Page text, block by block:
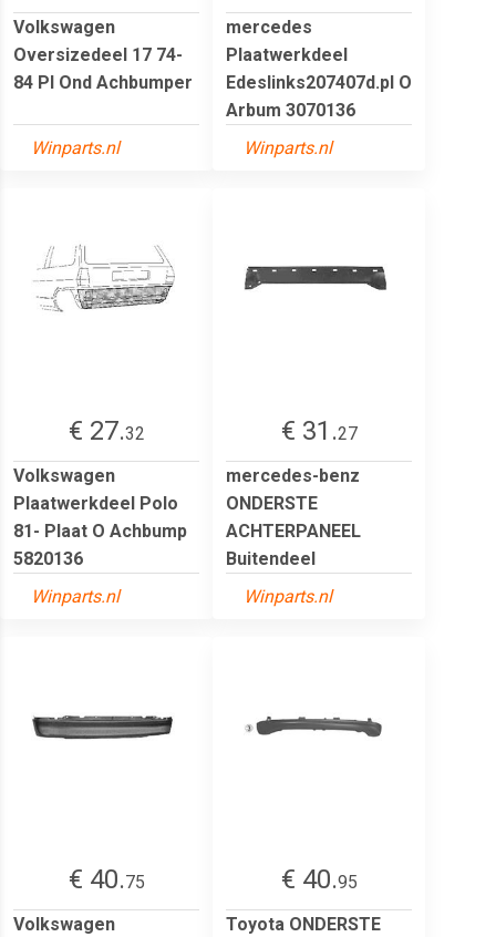
Volkswagen
Oversizedeel 17 74-
84 Pl Ond Achbumper
Winparts.nl
mercedes
Plaatwerkdeel
Edeslinks207407d.pl O
Arbum 3070136
Winparts.nl
€ 27.32
Volkswagen
Plaatwerkdeel Polo
81- Plaat O Achbump
5820136
Winparts.nl
€ 31.27
mercedes-benz
ONDERSTE
ACHTERPANEEL
Buitendeel
Winparts.nl
€ 40.75
Volkswagen
€ 40.95
Toyota ONDERSTE